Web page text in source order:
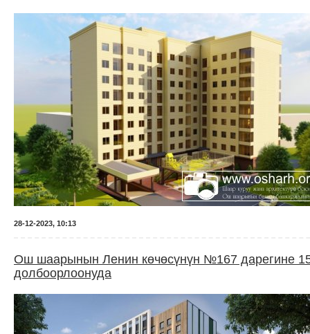
28-12-2023, 10:13
Ош шаарынын Ленин көчөсүнүн №167 дарегине 15
долбоорлоонуда